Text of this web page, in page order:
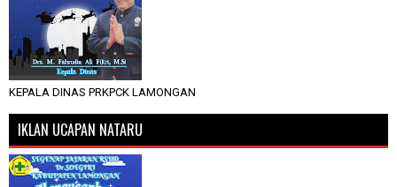
KEPALA DINAS PRKPCK LAMONGAN
IKLAN UCAPAN NATARU